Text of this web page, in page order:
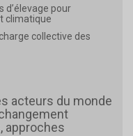
d’élevage pour
climatique
collective des
acteurs du monde
approches